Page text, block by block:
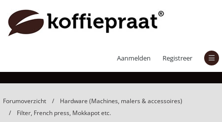
Aanmelden Registreer
Forumoverzicht
Hardware (Machines, malers & accessoires)
Filter, French press, Mokkapot etc.